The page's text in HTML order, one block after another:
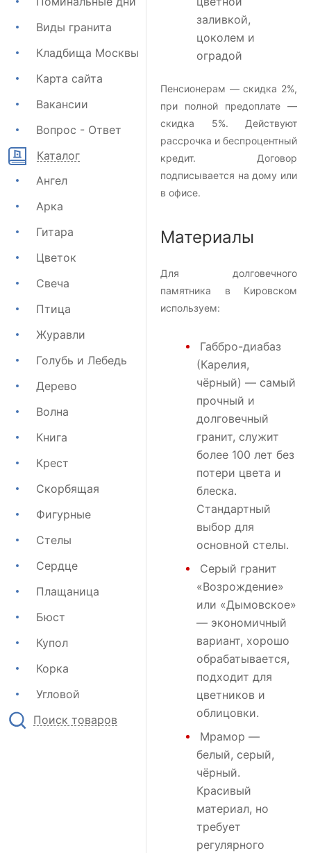
Виды гранита
Кладбища Москвы
Карта сайта
Вакансии
Вопрос - Ответ
Каталог
Ангел
Арка
Гитара
Цветок
Свеча
Птица
Журавли
Голубь и Лебедь
Дерево
Волна
Книга
Крест
Скорбящая
Фигурные
Стелы
Сердце
Плащаница
Бюст
Купол
Корка
Угловой
Поиск товаров
заливкой,
цоколем и
оградой
Пенсионерам — скидка 2%,
при полной предоплате —
скидка 5%. Действуют
рассрочка и беспроцентный
кредит. Договор
подписывается на дому или
в офисе.
Материалы
Для долговечного
памятника в Кировском
используем:
Габбро-диабаз
(Карелия,
чёрный) — самый
прочный и
долговечный
гранит, служит
более 100 лет без
потери цвета и
блеска.
Стандартный
выбор для
основной стелы.
Серый гранит
«Возрождение»
или «Дымовское»
— экономичный
вариант, хорошо
обрабатывается,
подходит для
цветников и
облицовки.
Мрамор —
белый, серый,
чёрный.
Красивый
материал, но
требует
регулярного